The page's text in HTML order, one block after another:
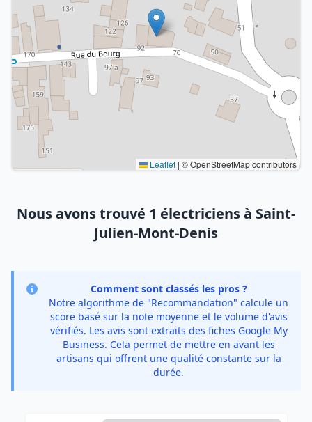
Leaflet | © OpenStreetMap contributors
Nous avons trouvé 1 électriciens à Saint-
Julien-Mont-Denis
Comment sont classés les pros ?
Notre algorithme de "Recommandation" calcule un
score basé sur la note moyenne et le volume d'avis
vérifiés. Les avis sont extraits des fiches Google My
Business. Cela permet de mettre en avant les
artisans qui offrent une qualité constante sur la
durée.